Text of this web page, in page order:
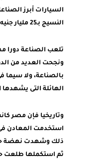
السيارات أبرز
النسيج بـ25 مليار جنيه
تلعب الصناعة دورا
ونجحت العديد من
بالصناعة، ولا سيما
الهائلة التى يشهدها
وتاريخيا فإن مصر
استخدمت المعادن
ذلك وشهدت نهضة
ثم استكملها طلعت